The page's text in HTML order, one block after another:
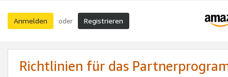
Anmelden oder Registrieren
Richtlinien für das